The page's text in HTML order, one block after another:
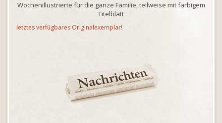
Wochenillustrierte für die ganze Familie, teilweise mit farbigem
Titelblatt
letztes verfügbares Originalexemplar!